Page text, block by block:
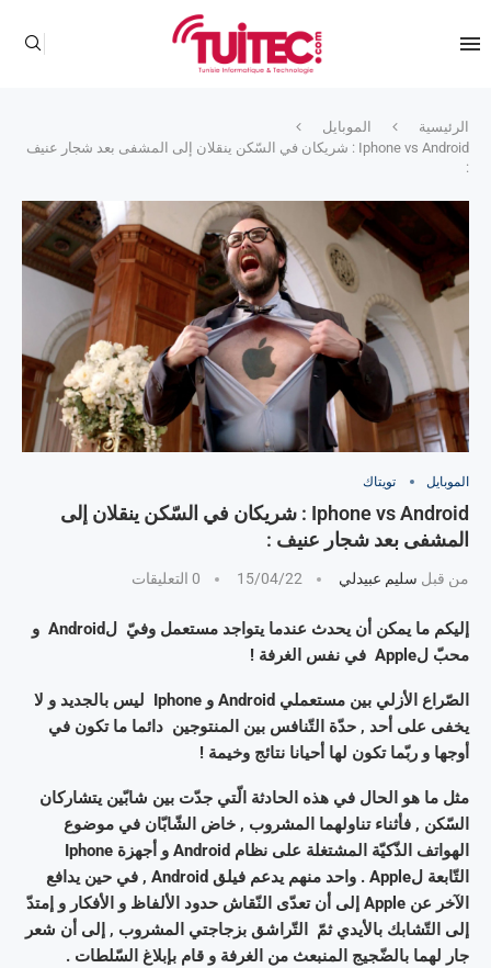
الرئيسية
الموبايل
Iphone vs Android : شريكان في السّكن ينقلان إلى المشفى بعد شجار عنيف
:
الموبايل تويتاك
Iphone vs Android : شريكان في السّكن ينقلان إلى
المشفى بعد شجار عنيف :
من قبل سليم عبيدلي 15/04/22 0 التعليقات
إليكم ما يمكن أن يحدث عندما يتواجد مستعمل وفيّ لAndroid و
محبّ لApple في نفس الغرفة !
الصّراع الأزلي بين مستعملي Android و Iphone ليس بالجديد و لا
يخفى على أحد , حدّة التّنافس بين المنتوجين دائما ما تكون في
أوجها و ربّما تكون لها أحيانا نتائج وخيمة !
مثل ما هو الحال في هذه الحادثة الّتي جدّت بين شابّين يتشاركان
السّكن , فأثناء تناولهما المشروب , خاض الشّابّان في موضوع
الهواتف الذّكيّة المشتغلة على نظام Android و أجهزة Iphone
التّابعة لApple . واحد منهم يدعم فيلق Android , في حين يدافع
الآخر عن Apple إلى أن تعدّى النّقاش حدود الألفاظ و الأفكار و إمتدّ
إلى التّشابك بالأيدي ثمّ التّراشق بزجاجتي المشروب , إلى أن شعر
جار لهما بالضّجيج المنبعث من الغرفة و قام بإبلاغ السّلطات .